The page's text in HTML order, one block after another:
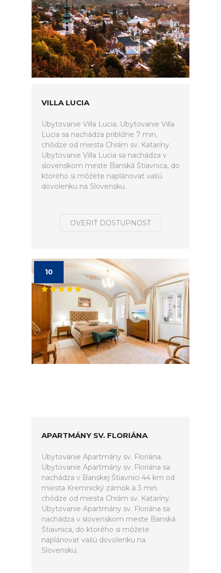
VILLA LUCIA
Ubytovanie Villa Lucia. Ubytovanie Villa
Lucia sa nachádza približne 7 min.
chôdze od miesta Chrám sv. Kataríny.
Ubytovanie Villa Lucia sa nachádza v
slovenskom meste Banská Štiavnica, do
ktorého si môžete naplánovať vašú
dovolenku na Slovensku.
OVERIŤ DOSTUPNOSŤ
10
APARTMÁNY SV. FLORIÁNA
Ubytovanie Apartmány sv. Floriána.
Ubytovanie Apartmány sv. Floriána sa
nachádza v Banskej Štiavnici 44 km od
miesta Kremnický zámok a 3 min.
chôdze od miesta Chrám sv. Kataríny.
Ubytovanie Apartmány sv. Floriána sa
nachádza v slovenskom meste Banská
Štiavnica, do ktorého si môžete
naplánovať vašú dovolenku na
Slovensku.